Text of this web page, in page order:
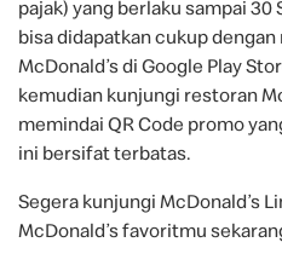
pajak) yang berlaku sampai
bisa didapatkan cukup
McDonald’s di Google Play
kemudian kunjungi restoran
memindai QR Code promo
ini bersifat terbatas.
Segera kunjungi McDonald’s
McDonald’s favoritmu